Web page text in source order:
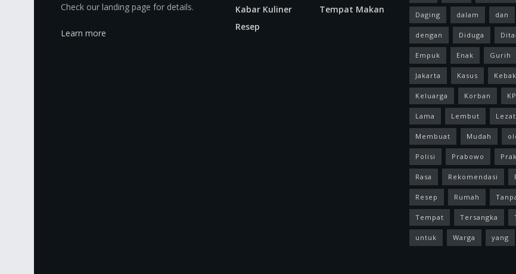
Check our landing page for details.
Learn more
Kabar Kuliner
Resep
Tempat Makan
Daging dalam dan
dengan Diduga
Empuk Enak Gurih
Jakarta Kasus
Keluarga Korban
Lama Lembut Lezat
Membuat Mudah
Polisi Prabowo
Rasa Rekomendasi
Resep Rumah
Tempat Tersangka
untuk Warga yang